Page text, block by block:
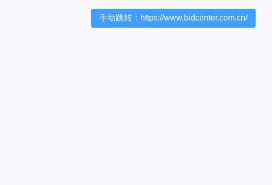
手动跳转：https://www.bidcenter.com.cn/